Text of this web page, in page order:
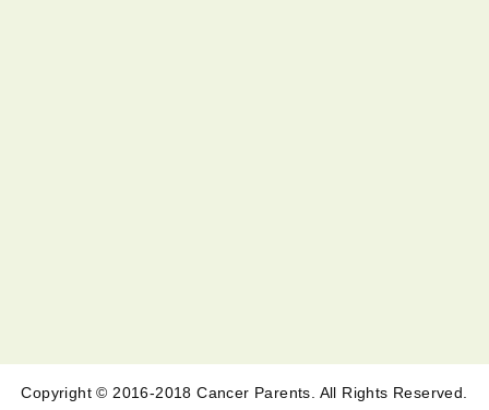
Copyright © 2016-2018 Cancer Parents. All Rights Reserved.